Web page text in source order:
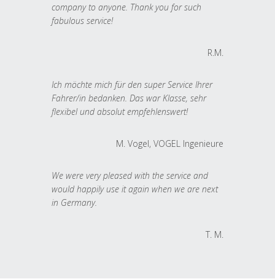
company to anyone. Thank you for such
fabulous service!
R.M.
Ich möchte mich für den super Service Ihrer
Fahrer/in bedanken. Das war Klasse, sehr
flexibel und absolut empfehlenswert!
M. Vogel, VOGEL Ingenieure
We were very pleased with the service and
would happily use it again when we are next
in Germany.
T. M.